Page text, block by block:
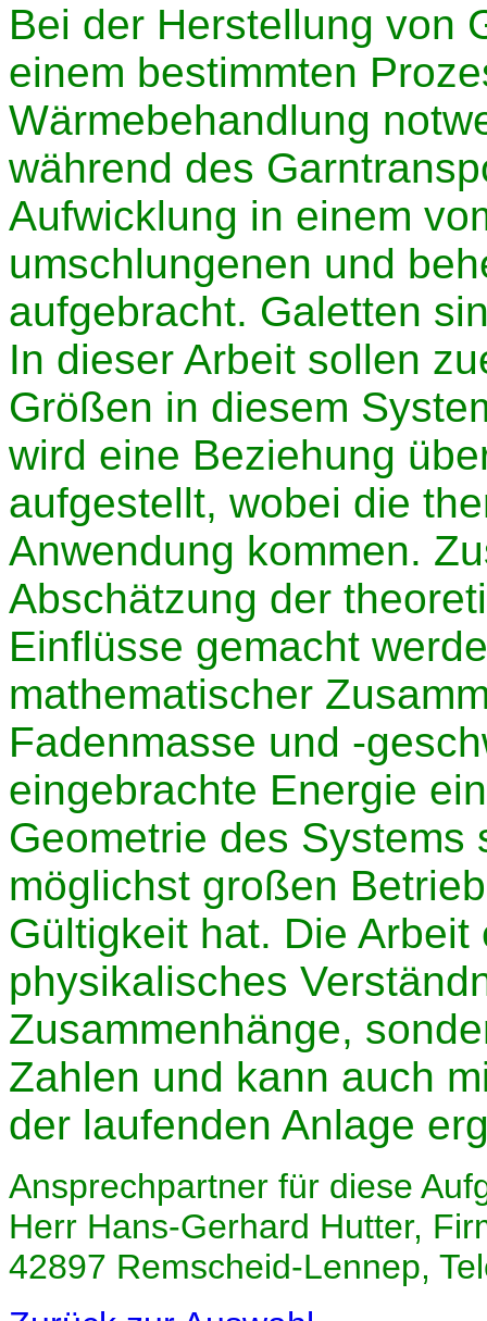
Bei der Herstellung von
einem bestimmten
Wärmebehandlung
während des
Aufwicklung in einem
umschlungenen und
aufgebracht. Galetten
In dieser Arbeit sollen
Größen in diesem
wird eine Beziehung
aufgestellt, wobei die
Anwendung kommen.
Abschätzung der
Einflüsse gemacht
mathematischer
Fadenmasse und -
eingebrachte Energie
Geometrie des Systems
möglichst großen
Gültigkeit hat. Die
physikalisches
Zusammenhänge,
Zahlen und kann auch
der laufenden Anlage
Ansprechpartner für diese
Herr Hans-Gerhard Hutter,
42897 Remscheid-Lennep,